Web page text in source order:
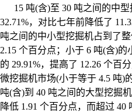
15 吨(含)至 30 吨之间的中
32.71%，对比七年前降低了
吨之间的中小型挖掘机占到了
2.15 个百分点；小于 6 吨(含)
的 29.91%，提高了 12.26 个百
微挖掘机市场(小于等于 4.5 吨)
吨(含)到 40 吨之间的大型挖掘
降低 1.91 个百分点，而超过